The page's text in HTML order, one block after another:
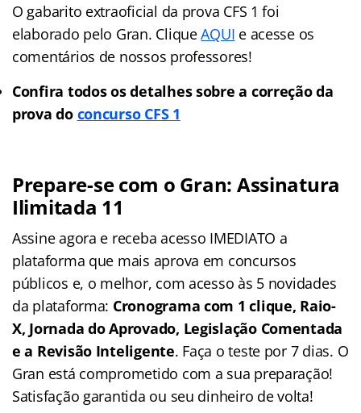
O gabarito extraoficial da prova CFS 1 foi
elaborado pelo Gran. CliqueAQUI e acesse os
comentários de nossos professores!
Confira todos os detalhes sobre a correção da
prova do concurso CFS 1
Prepare-se com o Gran: Assinatura
Ilimitada 11
Assine agora e receba acesso IMEDIATO a
plataforma que mais aprova em concursos
públicos e, o melhor, com acesso às 5 novidades
da plataforma: Cronograma com 1 clique, Raio-
X, Jornada do Aprovado, Legislação Comentada
e a Revisão Inteligente. Faça o teste por 7 dias. O
Gran está comprometido com a sua preparação!
Satisfação garantida ou seu dinheiro de volta!